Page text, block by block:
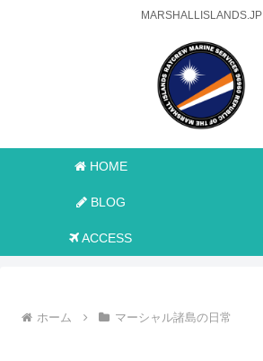
MARSHALLISLANDS.JP
HOME
BLOG
ACCESS
ホーム マーシャル諸島の日常